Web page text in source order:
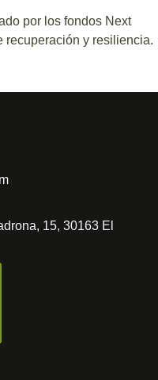
por los fondos Next
recuperación y resiliencia.
15, 30163 El